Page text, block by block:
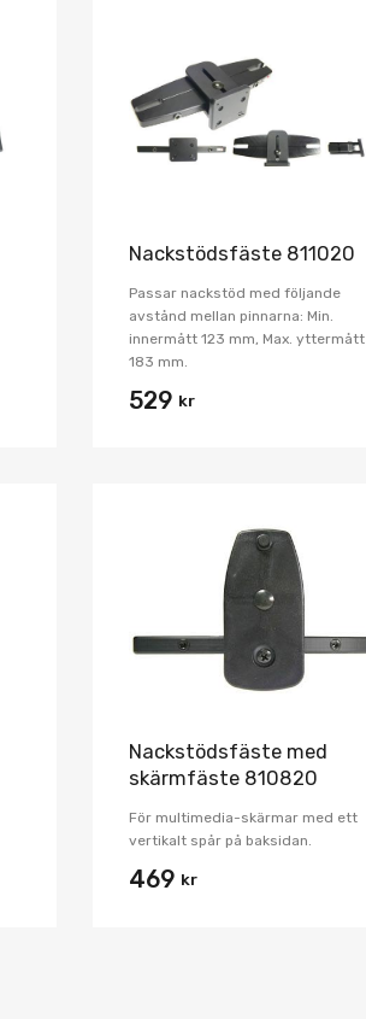
Nackstödsfäste 811020
Passar nackstöd med följande
avstånd mellan pinnarna: Min.
innermått 123 mm, Max. yttermått
183 mm.
529 kr
Nackstödsfäste med
skärmfäste 810820
För multimedia-skärmar med ett
vertikalt spår på baksidan.
469 kr